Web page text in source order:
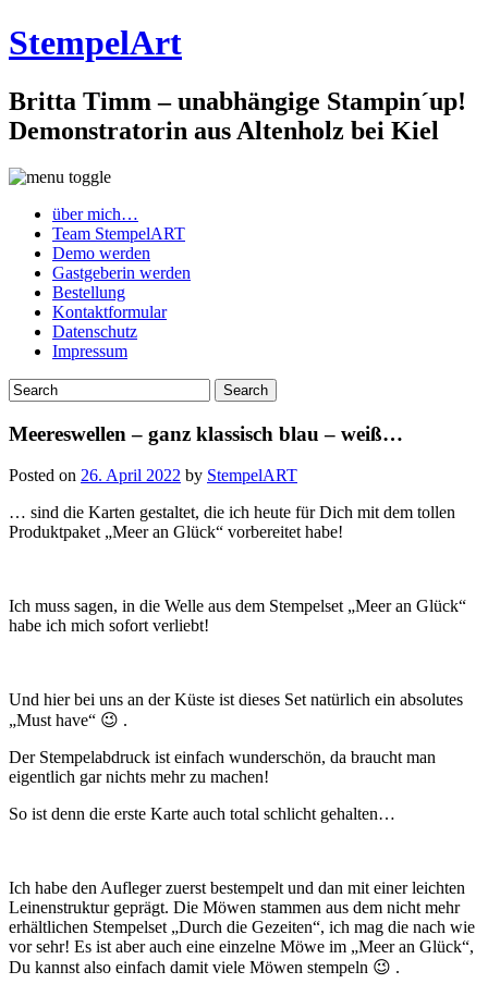
StempelArt
Britta Timm – unabhängige Stampin´up!
Demonstratorin aus Altenholz bei Kiel
über mich…
Team StempelART
Demo werden
Gastgeberin werden
Bestellung
Kontaktformular
Datenschutz
Impressum
Meereswellen – ganz klassisch blau – weiß…
Posted on 26. April 2022 by StempelART
… sind die Karten gestaltet, die ich heute für Dich mit dem tollen
Produktpaket „Meer an Glück“ vorbereitet habe!
Ich muss sagen, in die Welle aus dem Stempelset „Meer an Glück“
habe ich mich sofort verliebt!
Und hier bei uns an der Küste ist dieses Set natürlich ein absolutes
„Must have“ 😉 .
Der Stempelabdruck ist einfach wunderschön, da braucht man
eigentlich gar nichts mehr zu machen!
So ist denn die erste Karte auch total schlicht gehalten…
Ich habe den Aufleger zuerst bestempelt und dan mit einer leichten
Leinenstruktur geprägt. Die Möwen stammen aus dem nicht mehr
erhältlichen Stempelset „Durch die Gezeiten“, ich mag die nach wie
vor sehr! Es ist aber auch eine einzelne Möwe im „Meer an Glück“,
Du kannst also einfach damit viele Möwen stempeln 😉 .